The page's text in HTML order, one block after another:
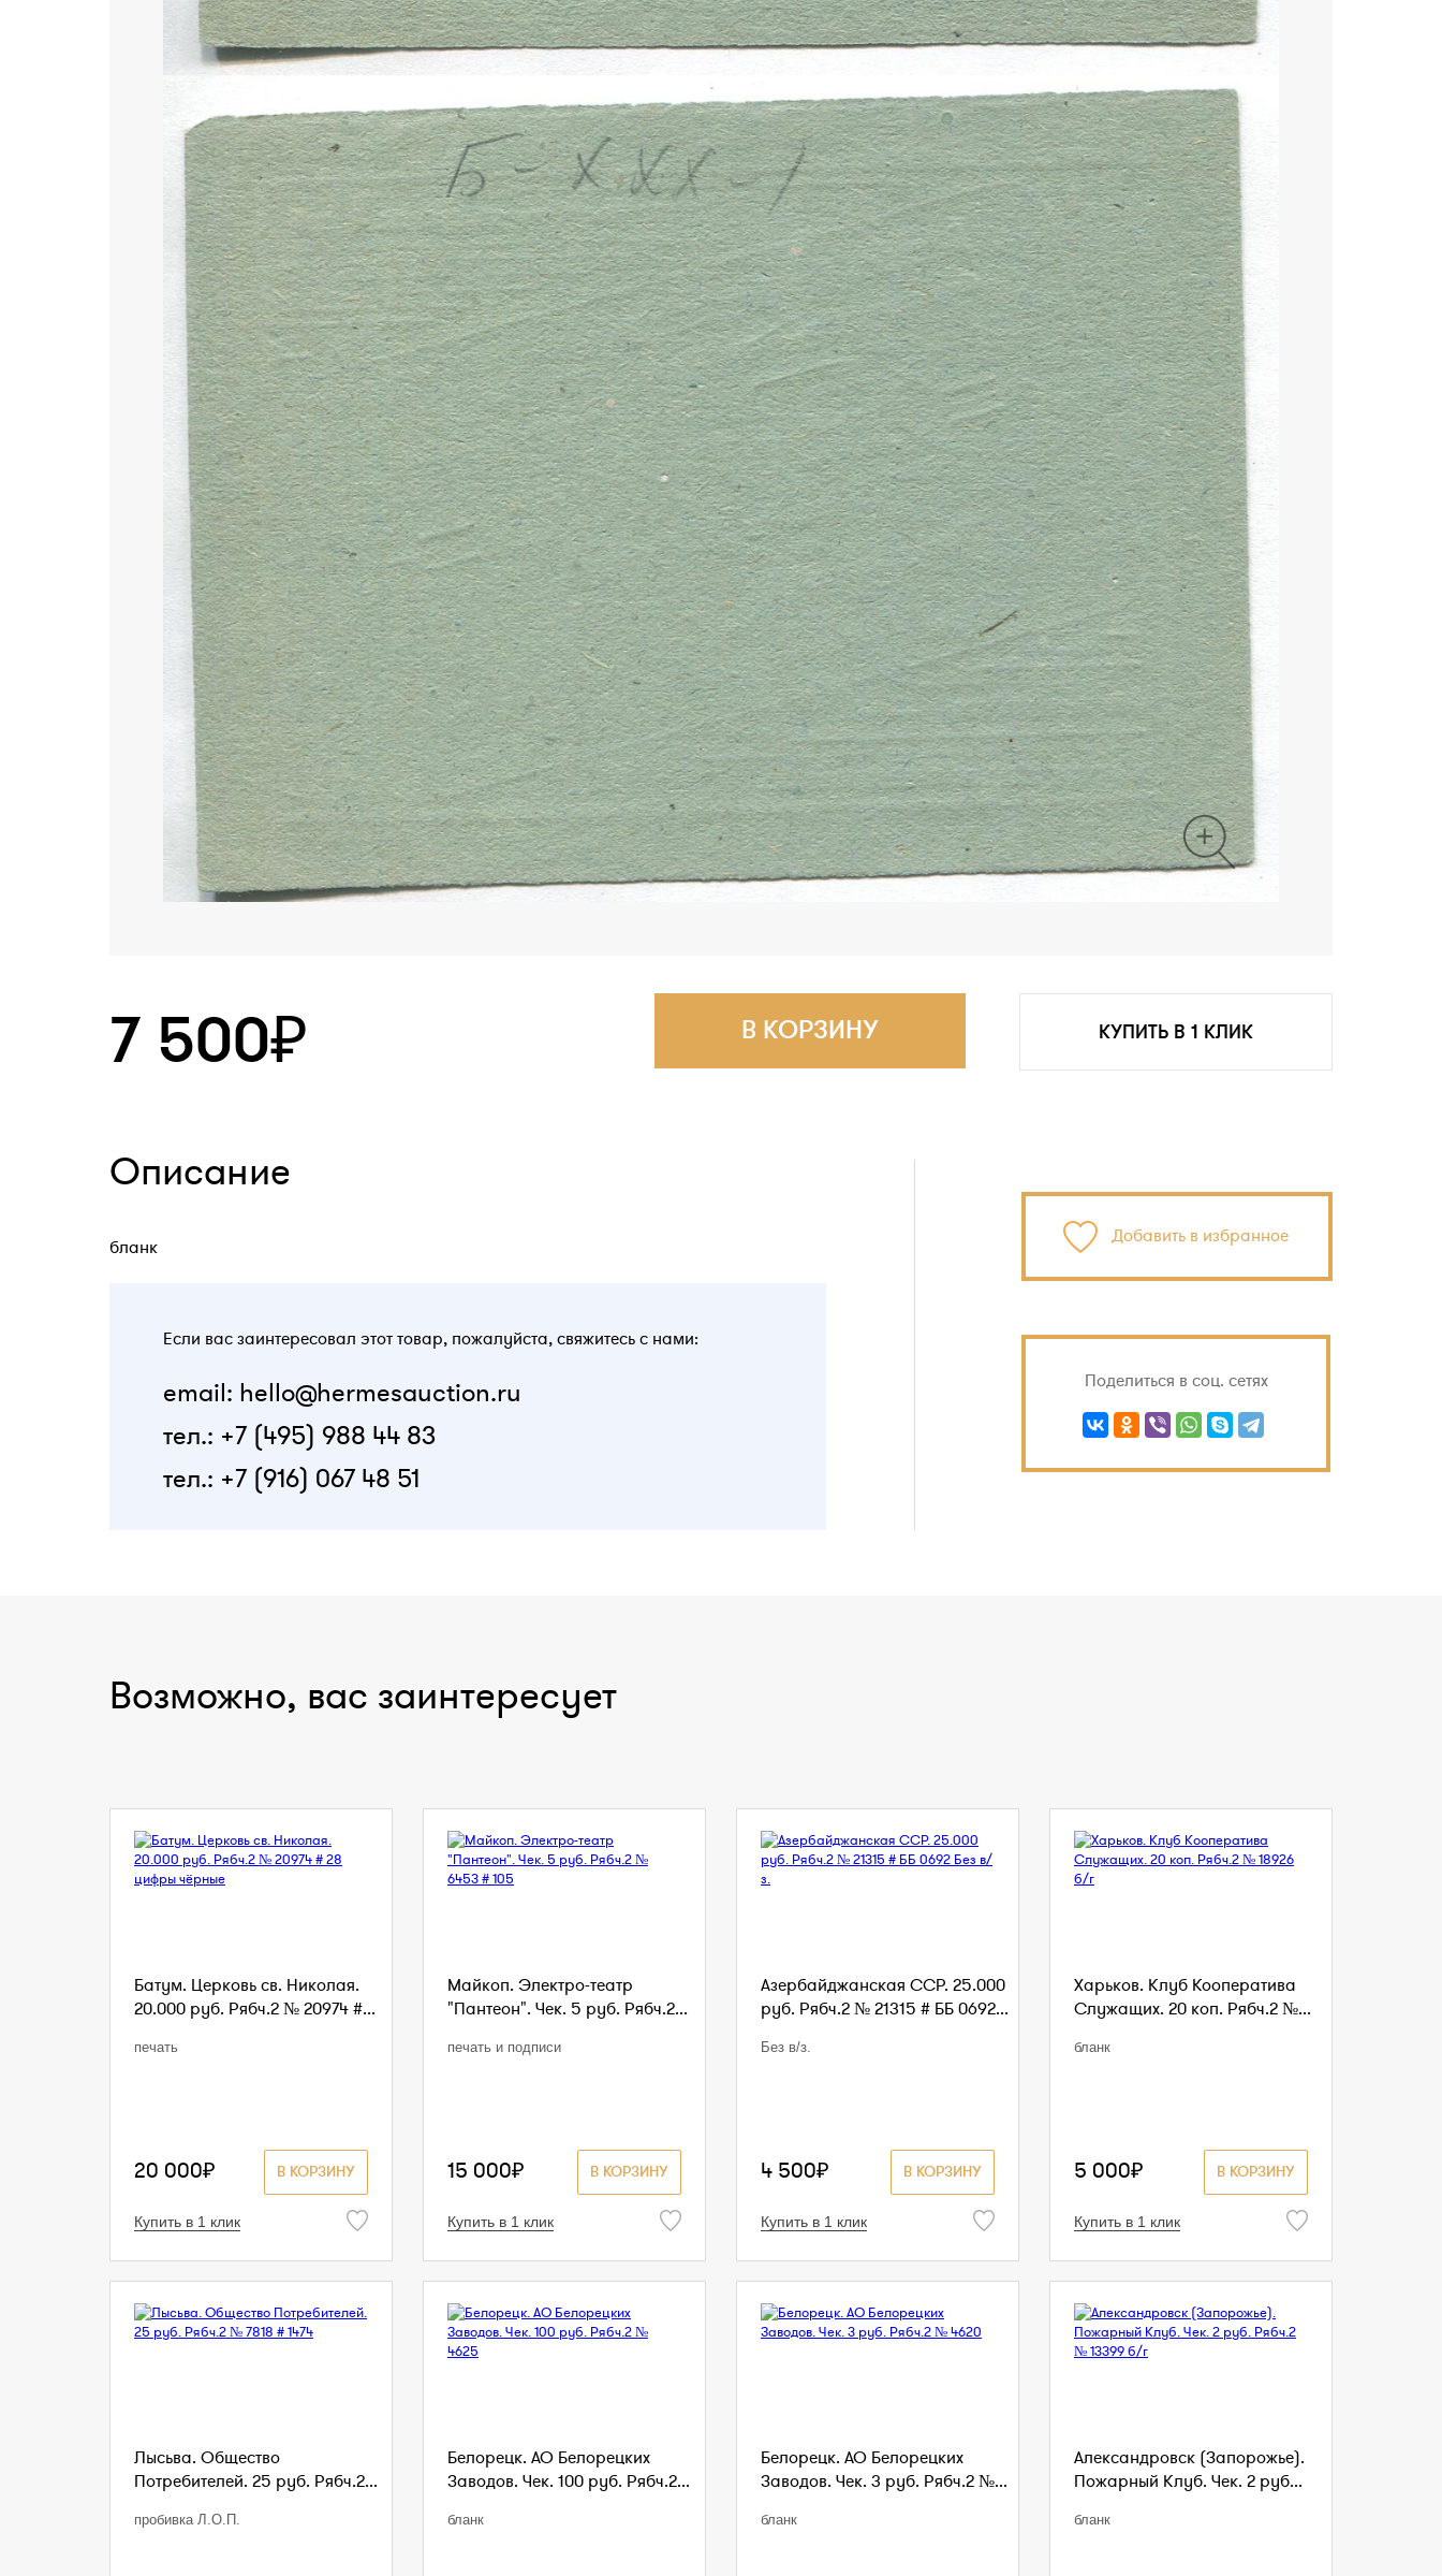
7 500₽ КУПИТЬ В 1 КЛИК
В КОРЗИНУ
Описание
бланк
Если вас заинтересовал этот товар, пожалуйста, свяжитесь с нами:
email: hello@hermesauction.ru
тел.: +7 (495) 988 44 83
тел.: +7 (916) 067 48 51
Добавить в избранное
Поделиться в соц. сетях
Возможно, вас заинтересует
Батум. Церковь св. Николая.
20.000 руб. Рябч.2 № 20974 #...
печать
В КОРЗИНУ
20 000₽
Купить в 1 клик
Майкоп. Электро-театр
"Пантеон". Чек. 5 руб. Рябч.2...
печать и подписи
В КОРЗИНУ
15 000₽
Купить в 1 клик
Азербайджанская ССР. 25.000
руб. Рябч.2 № 21315 # ББ 0692...
Без в/з.
В КОРЗИНУ
4 500₽
Купить в 1 клик
Харьков. Клуб Кооператива
Служащих. 20 коп. Рябч.2 №...
бланк
В КОРЗИНУ
5 000₽
Купить в 1 клик
Лысьва. Общество
Потребителей. 25 руб. Рябч.2...
пробивка Л.О.П.
Белорецк. АО Белорецких
Заводов. Чек. 100 руб. Рябч.2...
бланк
Белорецк. АО Белорецких
Заводов. Чек. 3 руб. Рябч.2 №...
бланк
Александровск (Запорожье).
Пожарный Клуб. Чек. 2 руб...
бланк